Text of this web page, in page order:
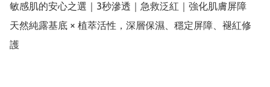
敏感肌的安心之選｜3秒滲透｜急救泛紅｜強化肌膚屏障
天然純露基底 × 植萃活性，深層保濕、穩定屏障、褪紅修